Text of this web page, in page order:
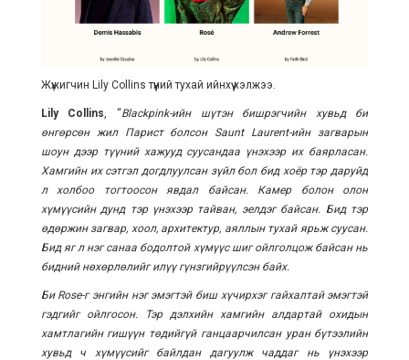
Жүжигчин Lily Collins түүний тухай ийнхүү хэлжээ.
Lily Collins , “Blackpink-ийн шүтэн бишрэгчийн хувьд би
өнгөрсөн жил Парист болсон Saunt Laurent-ийн загварын
шоун дээр түүний хажууд суусандаа үнэхээр их баярласан.
Хамгийн их сэтгэл догдлуулсан зүйл бол бид хоёр тэр даруйд
л холбоо тогтоосон явдал байсан. Камер болон олон
хүмүүсийн дунд тэр үнэхээр тайван, эелдэг байсан. Бид тэр
өдөржин загвар, хоол, архитектур, аяллын тухай ярьж суусан.
Бид яг л нэг санаа бодолтой хүмүүс шиг ойлголцож байсан нь
бидний нөхөрлөлийг илүү гүнзгийрүүлсэн байх.
Би Rose-г энгийн нэг эмэгтэй биш хүчирхэг гайхалтай эмэгтэй
гэдгийг ойлгосон. Тэр дэлхийн хамгийн алдартай охидын
хамтлагийн гишүүн төдийгүй ганцаарчилсан уран бүтээлийн
хувьд ч хүмүүсийг байлдан дагуулж чаддаг нь үнэхээр